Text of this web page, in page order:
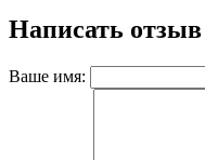
Написать отзыв
Ваше имя: